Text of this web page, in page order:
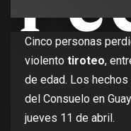
Cinco personas
violento tiroteo,
de edad. Los
del Consuelo en
jueves 11 de abril.